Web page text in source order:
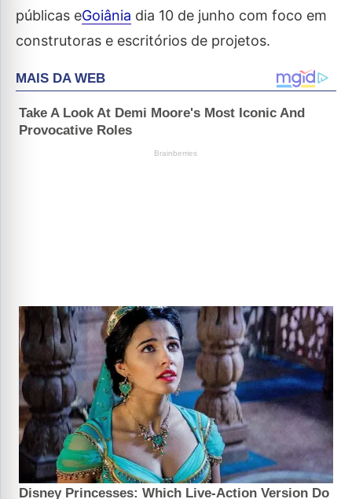
públicas eGoiânia dia 10 de junho com foco em
construtoras e escritórios de projetos.